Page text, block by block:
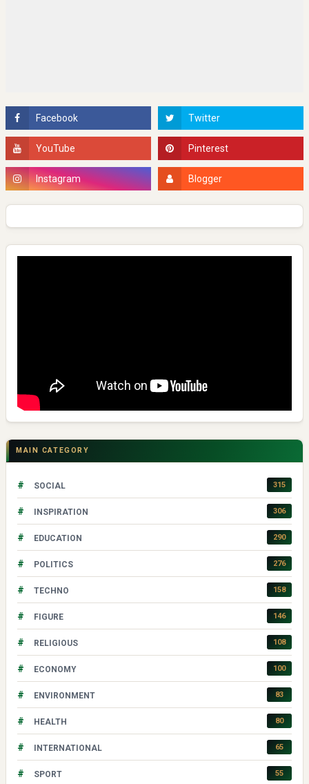
MAIN CATEGORY
# SOCIAL 315
# INSPIRATION 306
# EDUCATION 290
# POLITICS 276
# TECHNO 158
# FIGURE 146
# RELIGIOUS 108
# ECONOMY 100
# ENVIRONMENT 83
# HEALTH 80
# INTERNATIONAL 65
# SPORT 55